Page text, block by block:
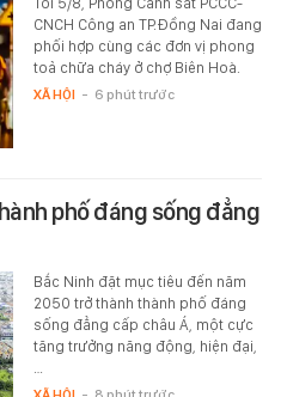
CNCH Công an TP.Đồng Nai đang
phối hợp cùng các đơn vị phong
toả chữa cháy ở chợ Biên Hoà.
XÃ HỘI - 6 phút trước
phố đáng sống đẳng
Bắc Ninh đặt mục tiêu đến năm
2050 trở thành thành phố đáng
sống đẳng cấp châu Á, một cực
tăng trưởng năng động, hiện đại,
…